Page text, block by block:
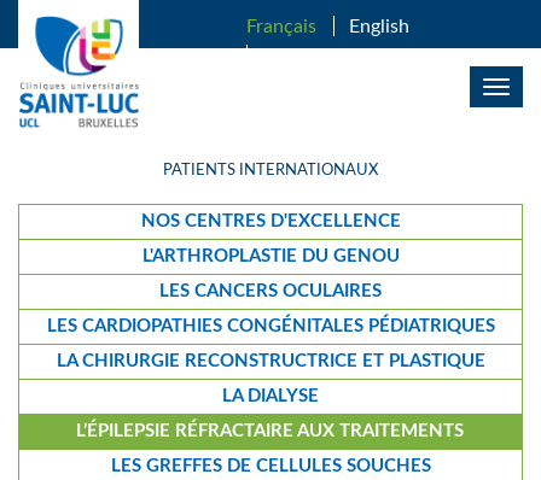
Français
English
PATIENTS INTERNATIONAUX
NOS CENTRES D'EXCELLENCE
L'ARTHROPLASTIE DU GENOU
LES CANCERS OCULAIRES
LES CARDIOPATHIES CONGÉNITALES PÉDIATRIQUES
LA CHIRURGIE RECONSTRUCTRICE ET PLASTIQUE
LA DIALYSE
L’ÉPILEPSIE RÉFRACTAIRE AUX TRAITEMENTS
LES GREFFES DE CELLULES SOUCHES